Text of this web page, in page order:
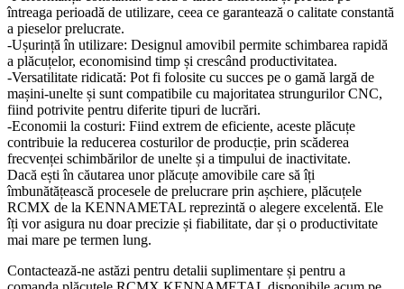
întreaga perioadă de utilizare, ceea ce garantează o calitate constantă
a pieselor prelucrate.
-Ușurință în utilizare: Designul amovibil permite schimbarea rapidă
a plăcuțelor, economisind timp și crescând productivitatea.
-Versatilitate ridicată: Pot fi folosite cu succes pe o gamă largă de
mașini-unelte și sunt compatibile cu majoritatea strungurilor CNC,
fiind potrivite pentru diferite tipuri de lucrări.
-Economii la costuri: Fiind extrem de eficiente, aceste plăcuțe
contribuie la reducerea costurilor de producție, prin scăderea
frecvenței schimbărilor de unelte și a timpului de inactivitate.
Dacă ești în căutarea unor plăcuțe amovibile care să îți
îmbunătățească procesele de prelucrare prin așchiere, plăcuțele
RCMX de la KENNAMETAL reprezintă o alegere excelentă. Ele
îți vor asigura nu doar precizie și fiabilitate, dar și o productivitate
mai mare pe termen lung.
Contactează-ne astăzi pentru detalii suplimentare și pentru a